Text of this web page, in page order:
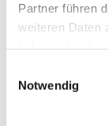
Partner führen
weiteren Daten
Notwendig